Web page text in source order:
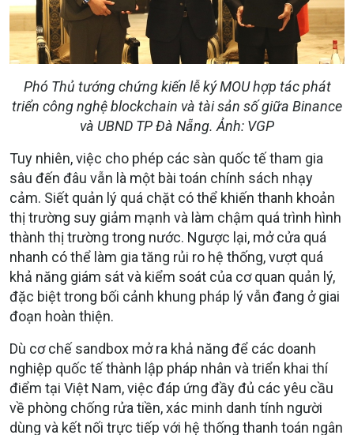
Phó Thủ tướng chứng kiến lễ ký MOU hợp tác phát
triển công nghệ blockchain và tài sản số giữa Binance
và UBND TP Đà Nẵng. Ảnh: VGP
Tuy nhiên, việc cho phép các sàn quốc tế tham gia
sâu đến đâu vẫn là một bài toán chính sách nhạy
cảm. Siết quản lý quá chặt có thể khiến thanh khoản
thị trường suy giảm mạnh và làm chậm quá trình hình
thành thị trường trong nước. Ngược lại, mở cửa quá
nhanh có thể làm gia tăng rủi ro hệ thống, vượt quá
khả năng giám sát và kiểm soát của cơ quan quản lý,
đặc biệt trong bối cảnh khung pháp lý vẫn đang ở giai
đoạn hoàn thiện.
Dù cơ chế sandbox mở ra khả năng để các doanh
nghiệp quốc tế thành lập pháp nhân và triển khai thí
điểm tại Việt Nam, việc đáp ứng đầy đủ các yêu cầu
về phòng chống rửa tiền, xác minh danh tính người
dùng và kết nối trực tiếp với hệ thống thanh toán ngân